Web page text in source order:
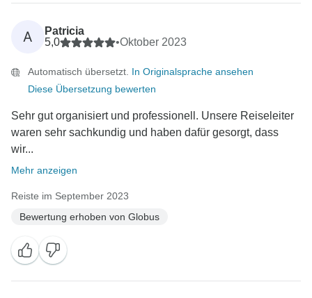
A
Patricia
5,0
•Oktober 2023
Automatisch übersetzt. In Originalsprache ansehen
Diese Übersetzung bewerten
Sehr gut organisiert und professionell. Unsere Reiseleiter
waren sehr sachkundig und haben dafür gesorgt, dass
wir...
Mehr anzeigen
Reiste im September 2023
Bewertung erhoben von Globus